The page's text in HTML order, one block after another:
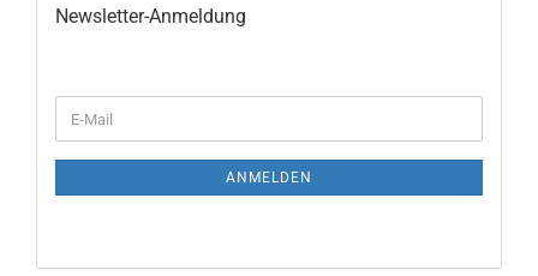
Newsletter-Anmeldung
ZUR
E-
Mail
ANMELDEN